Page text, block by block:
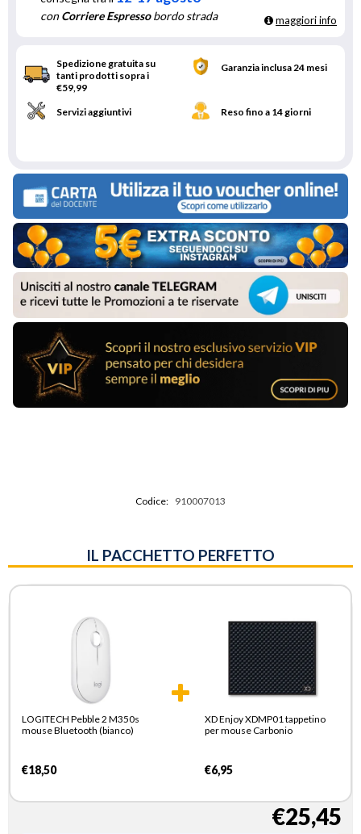
conCorriere Espressobordo strada maggiori info
Spedizione gratuita su
tanti prodotti sopra i
€59,99
Garanzia inclusa 24 mesi
Servizi aggiuntivi Reso fino a 14 giorni
Codice: 910007013
IL PACCHETTO PERFETTO
LOGITECH Pebble 2 M350s
mouse Bluetooth (bianco)
€18,50
XD Enjoy XDMP01 tappetino
per mouse Carbonio
€6,95
€25,45